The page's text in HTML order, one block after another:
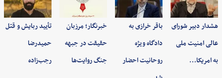
هشدار دبیر شورای
عالی امنیت ملی
به امریکا…
باقر خرازی به
دادگاه ویژه
روحانیت احضار
خبرنگار؛ مرزبان
حقیقت در جبهه
جنگ روایت‌ها
تأیید ربایش و قتل
حمیدرضا
رجب‌زاده